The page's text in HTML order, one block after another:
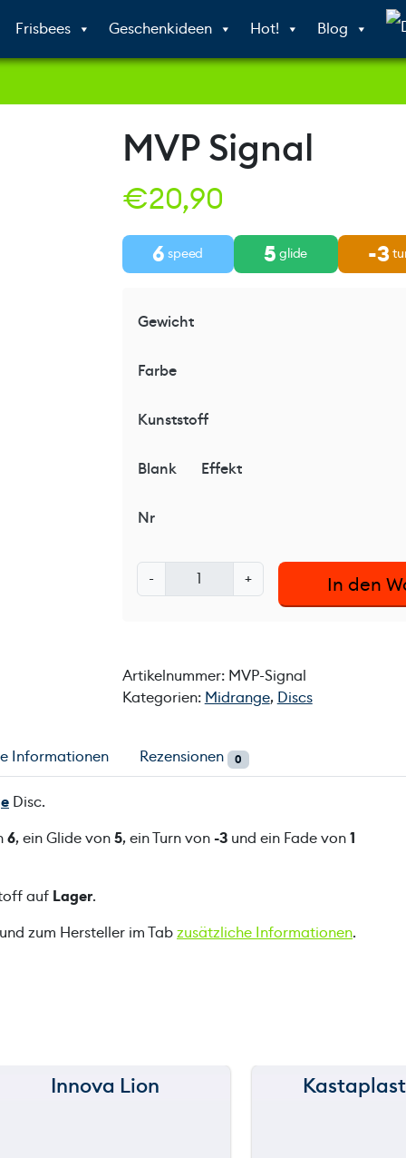
Frisbees Geschenkideen Hot!
Blog
MVP Signal
€20,90
6 speed 5 glide -3
Gewicht
Farbe
Kunststoff
Blank Effekt
Nr
-
V
g
n
M
g
+ In den
Artikelnummer: MVP-Signal
Kategorien: Midrange, Discs
Informationen Rezensionen 0
Disc.
6, ein Glide von5, ein Turn von-3 und ein Fade von1
auf Lager.
zum Hersteller im Tabzusätzliche Informationen.
150 m
Innova Lion 150 m